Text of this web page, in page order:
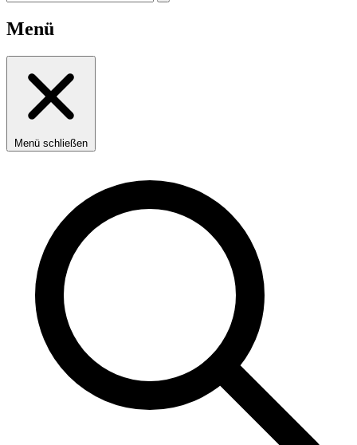
Menü
Menü schließen